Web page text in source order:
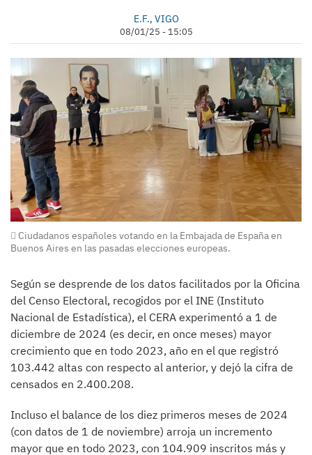
E.F., VIGO
08/01/25 - 15:05
Ciudadanos españoles votando en la Embajada de España en
Buenos Aires en las pasadas elecciones europeas.
Según se desprende de los datos facilitados por la Oficina
del Censo Electoral, recogidos por el INE (Instituto
Nacional de Estadística), el CERA experimentó a 1 de
diciembre de 2024 (es decir, en once meses) mayor
crecimiento que en todo 2023, año en el que registró
103.442 altas con respecto al anterior, y dejó la cifra de
censados en 2.400.208.
Incluso el balance de los diez primeros meses de 2024
(con datos de 1 de noviembre) arroja un incremento
mayor que en todo 2023, con 104.909 inscritos más y